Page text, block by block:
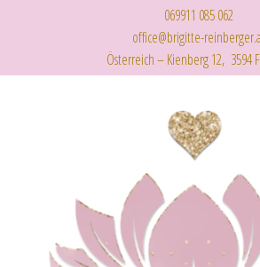
069911 085 062
office@brigitte-
Österreich – Kienberg 12, 3594